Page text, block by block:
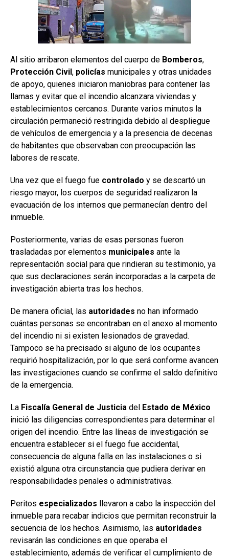
Al sitio arribaron elementos del cuerpo de Bomberos,
Protección Civil, policías municipales y otras unidades
de apoyo, quienes iniciaron maniobras para contener las
llamas y evitar que el incendio alcanzara viviendas y
establecimientos cercanos. Durante varios minutos la
circulación permaneció restringida debido al despliegue
de vehículos de emergencia y a la presencia de decenas
de habitantes que observaban con preocupación las
labores de rescate.
Una vez que el fuego fue controlado y se descartó un
riesgo mayor, los cuerpos de seguridad realizaron la
evacuación de los internos que permanecían dentro del
inmueble.
Posteriormente, varias de esas personas fueron
trasladadas por elementos municipales ante la
representación social para que rindieran su testimonio, ya
que sus declaraciones serán incorporadas a la carpeta de
investigación abierta tras los hechos.
De manera oficial, las autoridades no han informado
cuántas personas se encontraban en el anexo al momento
del incendio ni si existen lesionados de gravedad.
Tampoco se ha precisado si alguno de los ocupantes
requirió hospitalización, por lo que será conforme avancen
las investigaciones cuando se confirme el saldo definitivo
de la emergencia.
La Fiscalía General de Justicia del Estado de México
inició las diligencias correspondientes para determinar el
origen del incendio. Entre las líneas de investigación se
encuentra establecer si el fuego fue accidental,
consecuencia de alguna falla en las instalaciones o si
existió alguna otra circunstancia que pudiera derivar en
responsabilidades penales o administrativas.
Peritos especializados llevaron a cabo la inspección del
inmueble para recabar indicios que permitan reconstruir la
secuencia de los hechos. Asimismo, las autoridades
revisarán las condiciones en que operaba el
establecimiento, además de verificar el cumplimiento de